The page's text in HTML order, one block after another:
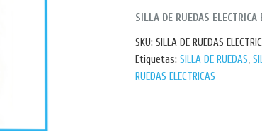
SILLA DE RUEDAS
SKU: SILLA DE RUEDAS
Etiquetas: SILLA DE RUEDAS,
RUEDAS ELECTRICAS